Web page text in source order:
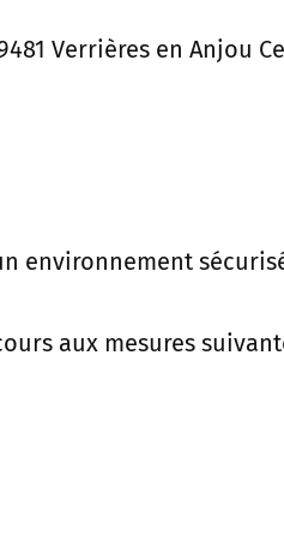
Verrières en Anjou
environnement
aux mesures